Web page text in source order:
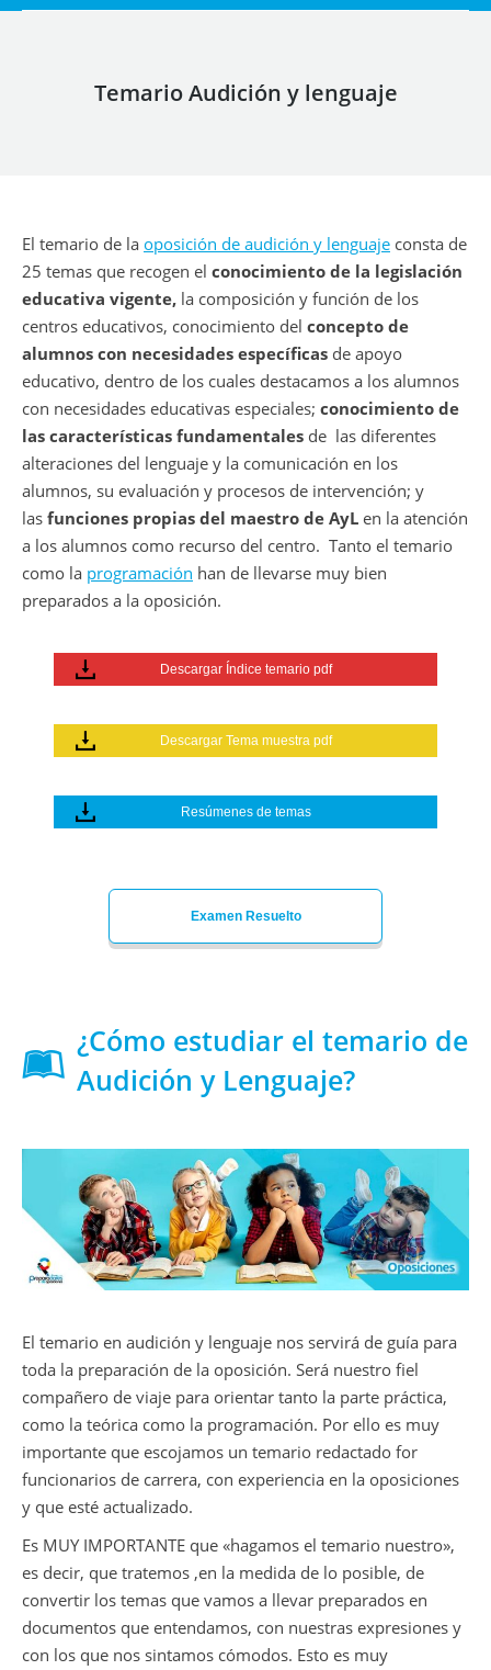
Temario Audición y lenguaje
El temario de la oposición de audición y lenguaje consta de
25 temas que recogen el conocimiento de la legislación
educativa vigente, la composición y función de los
centros educativos, conocimiento del concepto de
alumnos con necesidades específicas de apoyo
educativo, dentro de los cuales destacamos a los alumnos
con necesidades educativas especiales; conocimiento de
las características fundamentales de las diferentes
alteraciones del lenguaje y la comunicación en los
alumnos, su evaluación y procesos de intervención; y
las funciones propias del maestro de AyL en la atención
a los alumnos como recurso del centro. Tanto el temario
como la programación han de llevarse muy bien
preparados a la oposición.
Descargar Índice temario pdf
Descargar Tema muestra pdf
Resúmenes de temas
Examen Resuelto
¿Cómo estudiar el temario de
Audición y Lenguaje?
El temario en audición y lenguaje nos servirá de guía para
toda la preparación de la oposición. Será nuestro fiel
compañero de viaje para orientar tanto la parte práctica,
como la teórica como la programación. Por ello es muy
importante que escojamos un temario redactado for
funcionarios de carrera, con experiencia en la oposiciones
y que esté actualizado.
Es MUY IMPORTANTE que «hagamos el temario nuestro»,
es decir, que tratemos ,en la medida de lo posible, de
convertir los temas que vamos a llevar preparados en
documentos que entendamos, con nuestras expresiones y
con los que nos sintamos cómodos. Esto es muy